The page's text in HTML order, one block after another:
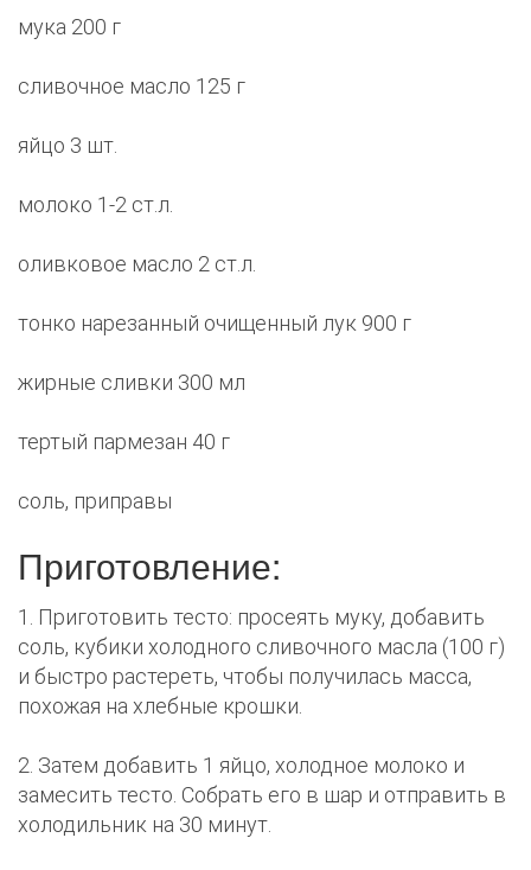
мука 200 г
сливочное масло 125 г
яйцо 3 шт.
молоко 1-2 ст.л.
оливковое масло 2 ст.л.
тонко нарезанный очищенный лук 900 г
жирные сливки 300 мл
тертый пармезан 40 г
соль, приправы
Приготовление:
1. Приготовить тесто: просеять муку, добавить
соль, кубики холодного сливочного масла (100 г)
и быстро растереть, чтобы получилась масса,
похожая на хлебные крошки.
2. Затем добавить 1 яйцо, холодное молоко и
замесить тесто. Собрать его в шар и отправить в
холодильник на 30 минут.